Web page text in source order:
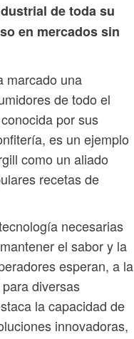
de toda su
en mercados sin
marcado una
de todo el
por sus
es un ejemplo
como un aliado
recetas de
necesarias
el sabor y la
esperan, a la
diversas
la capacidad de
innovadoras,